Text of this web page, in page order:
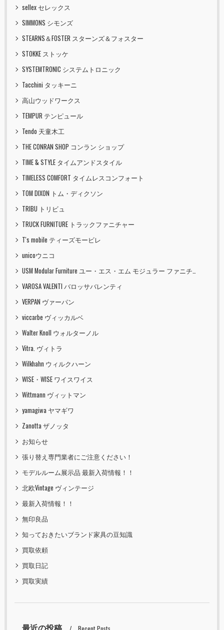
sellex セレックス
SIMMONS シモンズ
STEARNS＆FOSTER スターンズ＆フォスター
STOKKE ストッケ
SYSTEMTRONIC システムトロニック
Tacchini タッキーニ
高山ウッドワークス
TEMPUR テンピュール
Tendo 天童木工
THE CONRAN SHOP コンラン ショップ
TIME & STYLE タイムアンドスタイル
TIMELESS COMFORT タイムレスコンフォート
TOM DIXON トム・ディクソン
TRIBU トリビュ
TRUCK FURNITURE トラックファニチャー
T's mobile ティーズモービレ
unicoウニコ
USM Modular Furniture ユー・エス・エム モジュラー ファニチャー
VAROSA VALENTI バロッサバレンティ
VERPAN ヴァーパン
viccarbe ヴィッカルベ
Walter Knoll ウォルターノル
Vitra. ヴィトラ
Wilkhahn ウィルクハーン
WISE・WISE ワイスワイス
Wittmann ヴィットマン
yamagiwa ヤマギワ
Zanotta ザノッタ
お知らせ
張り替え専門業者にご注意ください！
モデルルーム展示品 最新入荷情報！！
北欧Vintage ヴィンテージ
最新入荷情報！！
無印良品
知っておきたいブランド家具の豆知識
買取依頼
買取日記
買取実績
最近の投稿 Recent Posts